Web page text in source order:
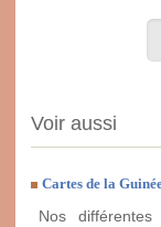
Voir aussi
Cartes de la
Nos